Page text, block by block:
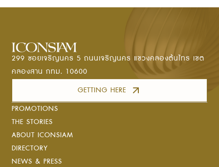
299 ซอยเจริญนคร 5 ถนนเจริญนคร แขวงคลองต้นไทร เขต
คลองสาน กทม. 10600
GETTING HERE
PROMOTIONS
THE STORIES
ABOUT ICONSIAM
DIRECTORY
NEWS & PRESS